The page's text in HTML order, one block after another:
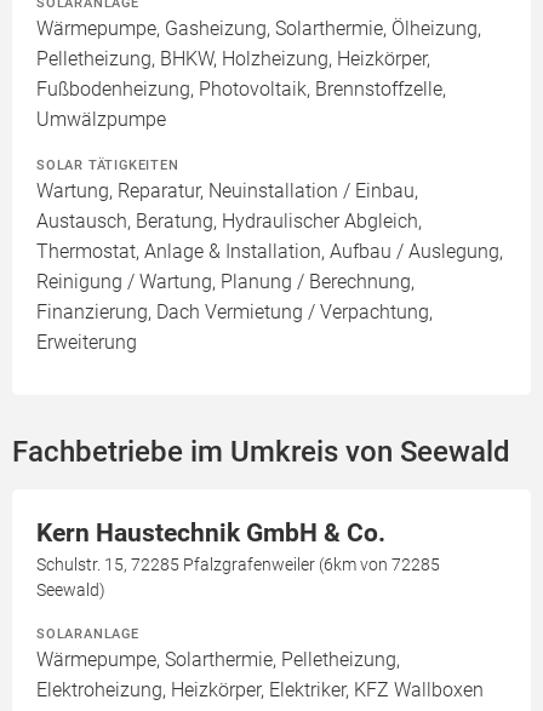
Wärmepumpe, Gasheizung, Solarthermie, Ölheizung,
Pelletheizung, BHKW, Holzheizung, Heizkörper,
Fußbodenheizung, Photovoltaik, Brennstoffzelle,
Umwälzpumpe
SOLAR TÄTIGKEITEN
Wartung, Reparatur, Neuinstallation / Einbau,
Austausch, Beratung, Hydraulischer Abgleich,
Thermostat, Anlage & Installation, Aufbau / Auslegung,
Reinigung / Wartung, Planung / Berechnung,
Finanzierung, Dach Vermietung / Verpachtung,
Erweiterung
Fachbetriebe im Umkreis von Seewald
Kern Haustechnik GmbH & Co.
Schulstr. 15, 72285 Pfalzgrafenweiler (6km von 72285
Seewald)
SOLARANLAGE
Wärmepumpe, Solarthermie, Pelletheizung,
Elektroheizung, Heizkörper, Elektriker, KFZ Wallboxen